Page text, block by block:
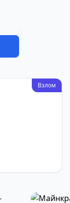
Взлом